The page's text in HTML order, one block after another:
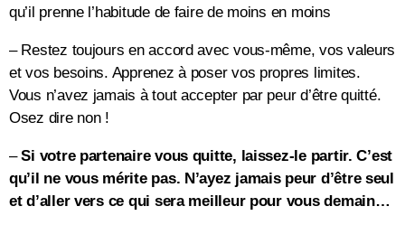
qu’il prenne l’habitude de faire de moins en moins
– Restez toujours en accord avec vous-même, vos valeurs
et vos besoins. Apprenez à poser vos propres limites.
Vous n’avez jamais à tout accepter par peur d’être quitté.
Osez dire non !
–Si votre partenaire vous quitte, laissez-le partir. C’est
qu’il ne vous mérite pas. N’ayez jamais peur d’être seul
et d’aller vers ce qui sera meilleur pour vous demain…